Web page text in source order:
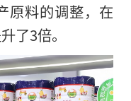
原料的调整，在
了3倍。